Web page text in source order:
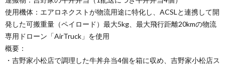
使用機体：エアロネクストが物流用途に特化し、ACSLと連携して開
発した可搬重量（ペイロード）最大5kg、最大飛行距離20kmの物流
専用ドローン「AirTruck」を使用
概要：
・吉野家小松店で調理した牛丼弁当4個を箱に収め、吉野家小松店ス